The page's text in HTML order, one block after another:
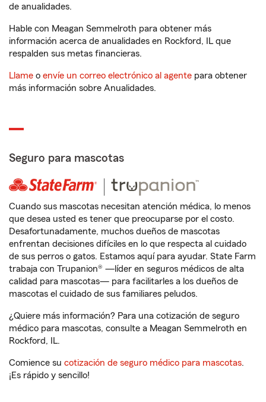
de anualidades.
Hable con Meagan Semmelroth para obtener más
información acerca de anualidades en Rockford, IL que
respalden sus metas financieras.
Llame o envíe un correo electrónico al agente para obtener
más información sobre Anualidades.
Seguro para mascotas
Cuando sus mascotas necesitan atención médica, lo menos
que desea usted es tener que preocuparse por el costo.
Desafortunadamente, muchos dueños de mascotas
enfrentan decisiones difíciles en lo que respecta al cuidado
de sus perros o gatos. Estamos aquí para ayudar. State Farm
trabaja con Trupanion® —líder en seguros médicos de alta
calidad para mascotas— para facilitarles a los dueños de
mascotas el cuidado de sus familiares peludos.
¿Quiere más información? Para una cotización de seguro
médico para mascotas, consulte a Meagan Semmelroth en
Rockford, IL.
Comience su cotización de seguro médico para mascotas.
¡Es rápido y sencillo!